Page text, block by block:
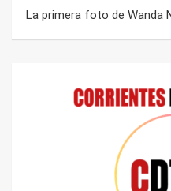
La primera foto de Wanda